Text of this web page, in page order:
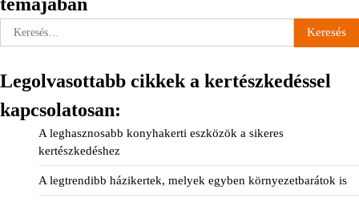
témájában
Keresés:
Legolvasottabb cikkek a kertészkedéssel
kapcsolatosan:
A leghasznosabb konyhakerti eszközök a sikeres
kertészkedéshez
A legtrendibb házikertek, melyek egyben környezetbarátok is